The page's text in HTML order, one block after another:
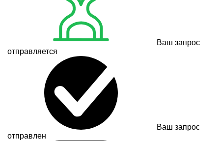
Ваш запрос
отправляется
Ваш запрос
отправлен